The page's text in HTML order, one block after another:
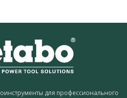
для профессионального